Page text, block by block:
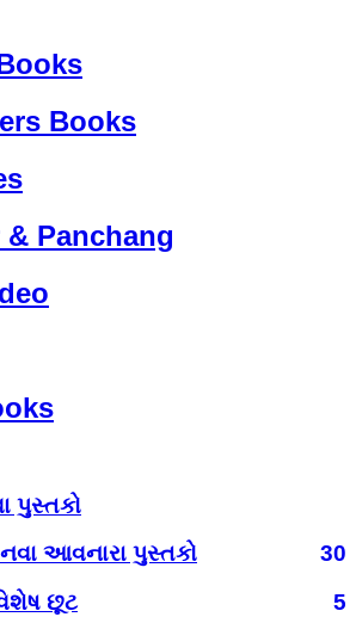
Books
& Panchang
પુસ્તકો
આવનારા પુસ્તકો
30
છૂટ
5